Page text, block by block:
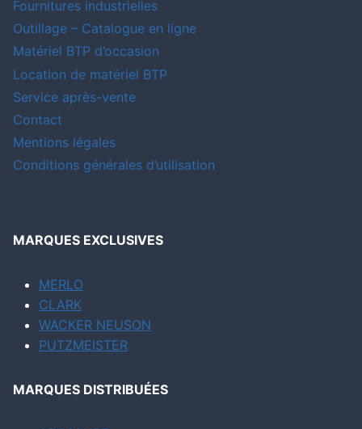
Fournitures industrielles
Outillage – Catalogue en ligne
Matériel BTP d’occasion
Location de matériel BTP
Service après-vente
Contact
Mentions légales
Conditions générales d’utilisation
MARQUES EXCLUSIVES
MERLO
CLARK
WACKER NEUSON
PUTZMEISTER
MARQUES DISTRIBUÉES